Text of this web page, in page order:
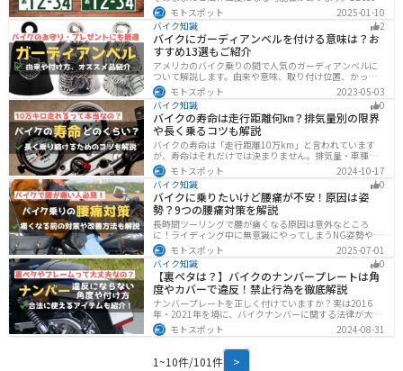
上のバイクで運送事業を行う場合、緑ナンバー（事業
用）が必要になります。本記事では緑ナンバーの必要な
ケースや取得方法を解説します。
モトスポット
2025-01-10
バイク知識
2
バイクにガーディアンベルを付ける意味は？お
すすめ13選もご紹介
アメリカのバイク乗りの間で人気のガーディアンベルに
ついて解説します。由来や意味、取り付け位置、かっこ
いいオススメのガーディアンベルも紹介します。自分用
のお守りとしてだけでなく、プレゼントとしても最適な
ので、気になっている人は参考にしてみてください。
モトスポット
2023-05-03
バイク知識
0
バイクの寿命は走行距離何㎞？排気量別の限界
や長く乗るコツも解説
バイクの寿命は「走行距離10万km」と言われています
が、寿命はそれだけでは決まりません。排気量・車種・
日々のメンテナンス・保管状態などでも大きく変わりま
す。この記事ではバイクの寿命について解説します。ま
た、寿命を延ばす方法も解説するので、今のバイクに長
く乗りたい人は参考にしてください。
モトスポット
2024-10-17
バイク知識
0
バイクに乗りたいけど腰痛が不安！原因は姿
勢？9つの腰痛対策を解説
長時間ツーリングで腰が痛くなる原因は意外なところ
に！ライディング中に無意識にやってしまうNG姿勢や体
への負担、今すぐ見直せる予防・対策法をわかりやすく
解説。腰痛対策に効果的な便利アイテムも紹介し、快適
で楽しいツーリングをサポートします。
モトスポット
2025-07-01
バイク知識
0
【裏ペタは？】バイクのナンバープレートは角
度やカバーで違反！禁止行為を徹底解説
ナンバープレートを正しく付けていますか？実は2016
年・2021年を境に、バイクナンバーに関する法律が大き
く変わっています！角度やカバー、ステーなど昔は大丈
夫でも今は違法になるケースが発生します。正しく理解
して、今一度見直してみましょう。合法で使えるアイテ
ムも紹介します。
モトスポット 2024-08-31
1~10件/101件 >